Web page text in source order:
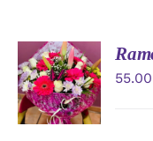
AÑADIR
AL
CARRITO
/
DETALLES
55.00